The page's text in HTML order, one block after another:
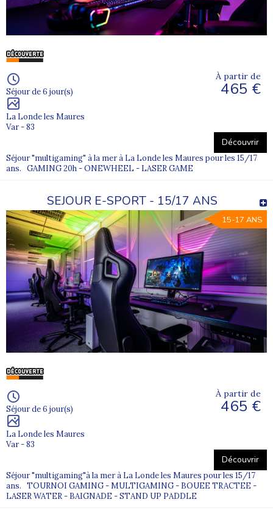
Séjour de 6 jour(s)
La Londe les Maures
Var - 83
À partir de
465 €
Découvrir
Séjour "multigaming" à la mer à La Londe les Maures pour les 15/17
ans. GAMING 20h - ONEWHEEL - LASER GAME
SEJOUR E-SPORT - 15/17 ANS
15-17 ANS
Séjour de 6 jour(s)
La Londe les Maures
Var - 83
À partir de
465 €
Découvrir
Séjour "multigaming"à la mer à La Londe les Maures pour les 15/17
ans. TOURNOI GAMING - MULTIGAMING - BOUEE TRACTEE -
LASER WATER - BAIGNADE - STAND UP PADDLE